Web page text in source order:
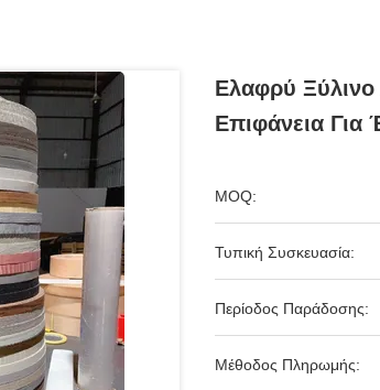
Ελαφρύ Ξύλινο
Επιφάνεια Για
MOQ:
Τυπική Συσκευασία:
Περίοδος Παράδοσης:
Μέθοδος Πληρωμής: